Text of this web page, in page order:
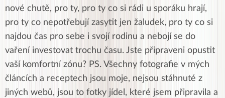
nové chutě, pro ty, pro ty co si rádi u sporáku hrají,
pro ty co nepotřebují zasytit jen žaludek, pro ty co si
najdou čas pro sebe i svojí rodinu a nebojí se do
vaření investovat trochu času. Jste připraveni opustit
vaší komfortní zónu? PS. Všechny fotografie v mých
článcích a receptech jsou moje, nejsou stáhnuté z
jiných webů, jsou to fotky jídel, které jsem připravila a